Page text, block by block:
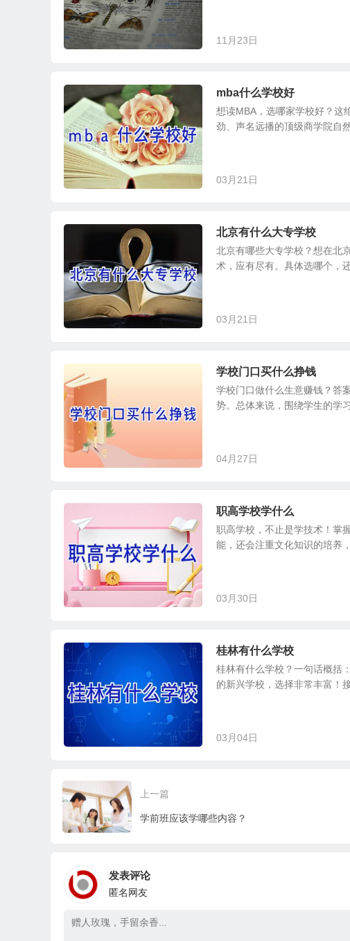
11月23日
mba什么学校好
想读MBA，选哪家学校好？这
劲、声名远播的顶级商学院自
03月21日
北京有什么大专学校
北京有哪些大专学校？想在北
术，应有尽有。具体选哪个，
03月21日
学校门口买什么挣钱
学校门口做什么生意赚钱？答
势。总体来说，围绕学生的学
04月27日
职高学校学什么
职高学校，不止是学技术！掌
能，还会注重文化知识的培养
03月30日
桂林有什么学校
桂林有什么学校？一句话概括
的新兴学校，选择非常丰富！
03月04日
上一篇
学前班应该学哪些内容？
发表评论
匿名网友